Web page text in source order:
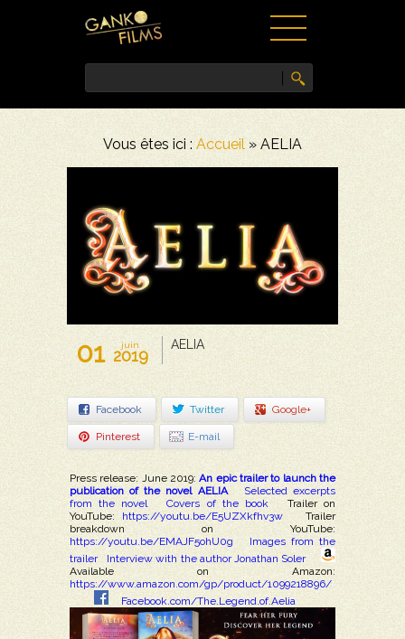
FILMS
PRESSE
CONTACT
Vous êtes ici : Accueil » AELIA
01 juin
2019
AELIA
Facebook Twitter Google+
Pinterest E-mail
Press release: June 2019:An epic trailer to launch the
publication of the novel AELIA
Selected excerpts
from the novel
Covers of the bookTrailer on
YouTube: https://youtu.be/E5UZXkfhv3w Trailer
breakdown on YouTube:
https://youtu.be/EMAJF5ohU0g
Images from the
trailer
Interview with the author Jonathan Soler
Available on Amazon:
https://www.amazon.com/gp/product/1099218896/
Facebook.com/The.Legend.of.Aelia